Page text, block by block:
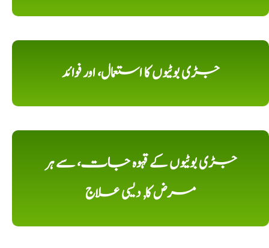
جڑی بوٹیوں کا استعمال، اور فوائد
جڑی بوٹیوں کے قہوہ جات، سے ہر
مرض کا, دیسی علاج